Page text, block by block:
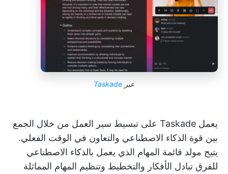
عبر Taskade
يعمل Taskade على تبسيط سير العمل من خلال الجمع
بين قوة الذكاء الاصطناعي والتعاون في الوقت الفعلي.
يتيح مولد قائمة المهام الذي يعمل بالذكاء الاصطناعي
للفرق تبادل الأفكار والتخطيط وتنظيم المهام المماثلة